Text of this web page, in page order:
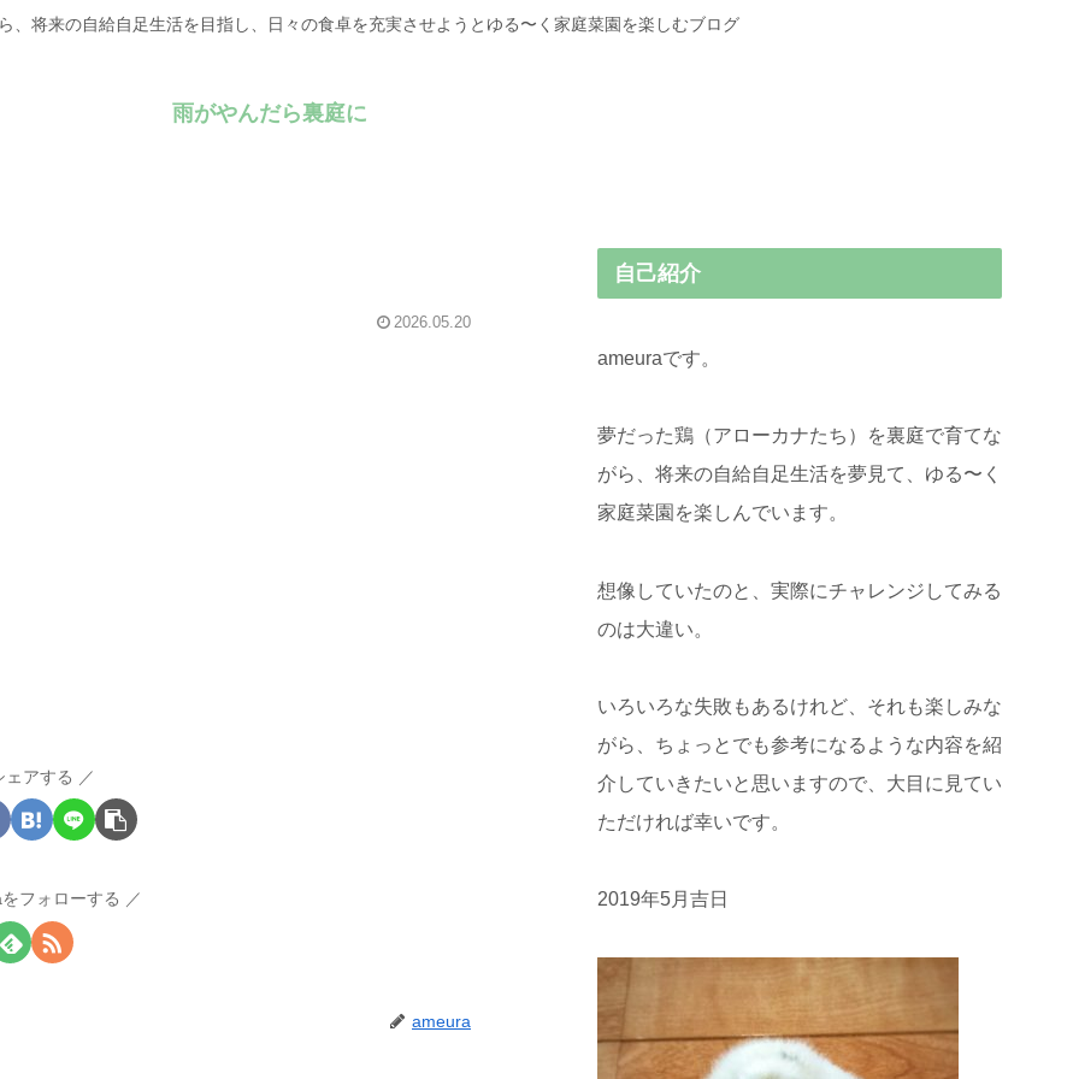
、将来の自給自足生活を目指し、日々の食卓を充実させようとゆる〜く家庭菜園を楽しむブログ
雨がやんだら裏庭に
2026.05.20
ェアする
フォローする
ameura
自己紹介
ameuraです。
夢だった鶏（アローカナたち）を裏庭で育てな
がら、将来の自給自足生活を夢見て、ゆる〜く
家庭菜園を楽しんでいます。
想像していたのと、実際にチャレンジしてみる
のは大違い。
いろいろな失敗もあるけれど、それも楽しみな
がら、ちょっとでも参考になるような内容を紹
介していきたいと思いますので、大目に見てい
ただければ幸いです。
2019年5月吉日